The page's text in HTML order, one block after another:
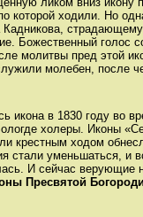
которой ходили. Но
Кадникова,
Божественный голос
молитвы пред этой
молебен, после
икона в 1830 году во
холеры. Иконы
крестным ходом
стали уменьшаться, и
И сейчас верующие
Пресвятой